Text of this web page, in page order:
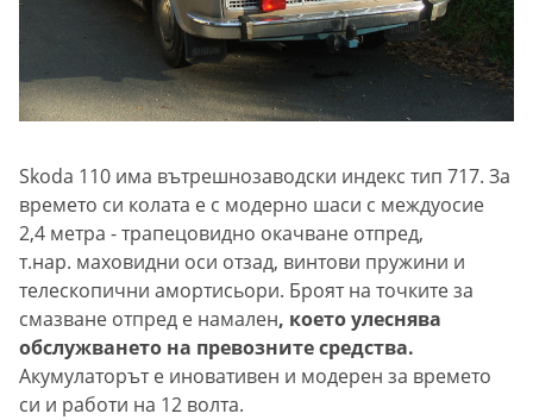
Skoda 110 има вътрешнозаводски индекс тип 717. За
времето си колата е с модерно шаси с междуосие
2,4 метра - трапецовидно окачване отпред,
т.нар. маховидни оси отзад, винтови пружини и
телескопични амортисьори. Броят на точките за
смазване отпред е намален, което улеснява
обслужването на превозните средства.
Акумулаторът е иновативен и модерен за времето
си и работи на 12 волта.